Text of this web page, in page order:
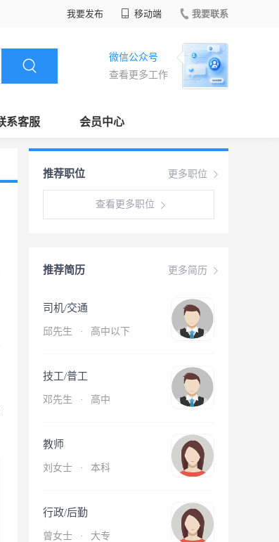
我要发布 移动端 我要联系
微信公众号
查看更多工作
系客服 会员中心
更多职位
推荐职位
查看更多职位
更多简历
推荐简历
司机/交通
邱先生 · 高中以下
技工/普工
邓先生 · 高中
教师
刘女士 · 本科
行政/后勤
曾女士 · 大专